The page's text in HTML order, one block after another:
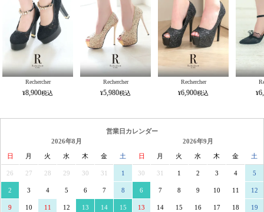
Rechercher
8,900
Rechercher
5,980
Rechercher
6,900
営業日カレンダー
2026年8月
日 月 火 水 木 金 土
26 27 28 29 30 31 1
2 3 4 5 6 7 8
9 10 11 12 13 14 15
2026年9月
日 月 火 水 木 金 土
30 31 1 2 3 4 5
6 7 8 9 10 11 12
13 14 15 16 17 18 19